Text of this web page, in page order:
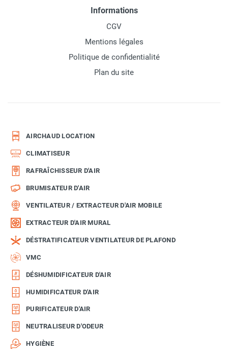
Informations
CGV
Mentions légales
Politique de confidentialité
Plan du site
AIRCHAUD LOCATION
CLIMATISEUR
RAFRAÎCHISSEUR D'AIR
BRUMISATEUR D'AIR
VENTILATEUR / EXTRACTEUR D'AIR MOBILE
EXTRACTEUR D'AIR MURAL
DÉSTRATIFICATEUR VENTILATEUR DE PLAFOND
VMC
DÉSHUMIDIFICATEUR D'AIR
HUMIDIFICATEUR D'AIR
PURIFICATEUR D'AIR
NEUTRALISEUR D'ODEUR
HYGIÈNE